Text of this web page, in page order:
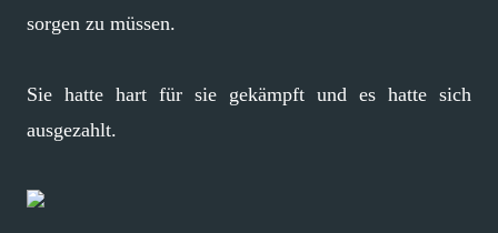
sorgen zu müssen.
Sie hatte hart für sie gekämpft und es hatte sich
ausgezahlt.